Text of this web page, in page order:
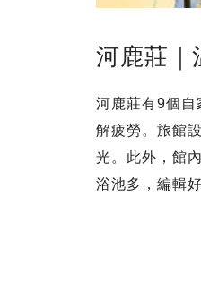
河鹿莊｜
河鹿莊有9個自
解疲勞。旅館
光。此外，館
浴池多，編輯